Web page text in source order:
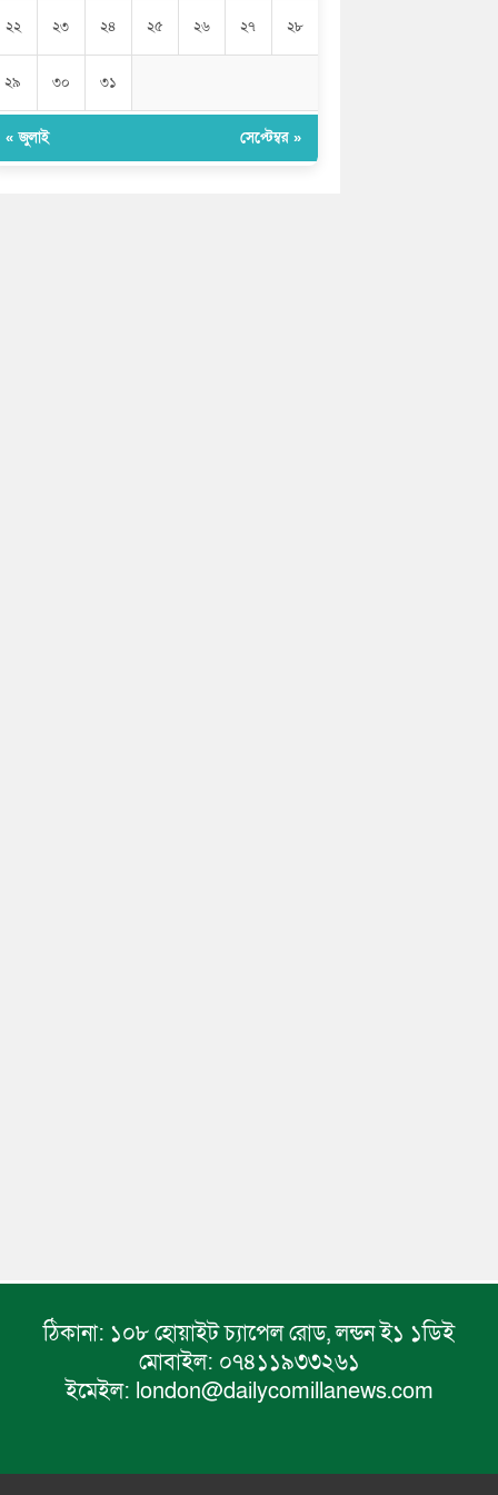
২২ ২৩ ২৪ ২৫ ২৬ ২৭ ২৮
২৯ ৩০ ৩১
« জুলাই সেপ্টেম্বর »
ঠিকানা: ১০৮ হোয়াইট চ্যাপেল রোড, লন্ডন ই১ ১ডিই
মোবাইল: ০৭৪১১৯৩৩২৬১
ইমেইল: london@dailycomillanews.com